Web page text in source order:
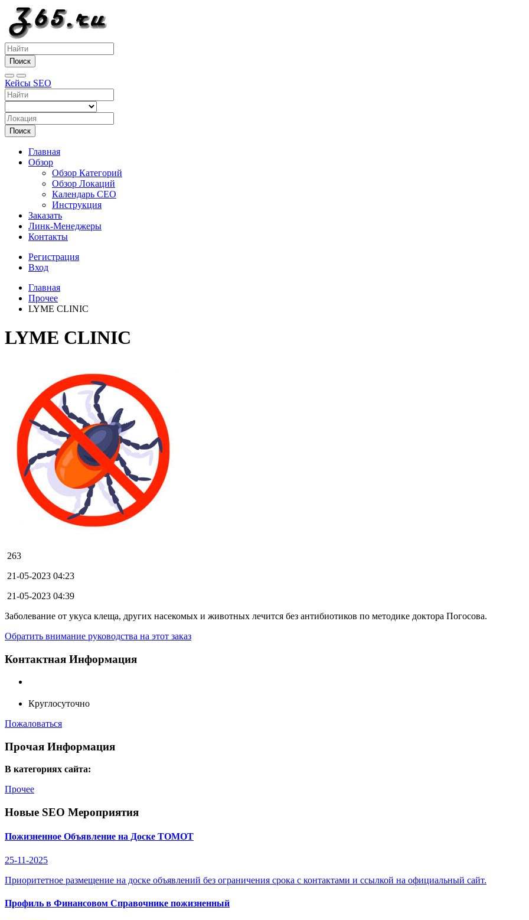
Поиск
Кейсы SEO
Поиск
Главная
Обзор
Обзор Категорий
Обзор Локаций
Календарь СЕО
Инструкция
Заказать
Линк-Менеджеры
Контакты
Регистрация
Вход
Главная
Прочее
LYME CLINIC
LYME CLINIC
263
21-05-2023 04:23
21-05-2023 04:39
Заболевание от укуса клеща, других насекомых и животных лечится без антибиотиков по методике доктора Погосова.
Обратить внимание руководства на этот заказ
Контактная Информация
Круглосуточно
Пожаловаться
Прочая Информация
В категориях сайта:
Прочее
Новые SEO Мероприятия
Пожизненное Объявление на Доске ТОМОТ
25-11-2025
Приоритетное размещение на доске объявлений без ограничения срока с контактами и ссылкой на официальный сайт.
Профиль в Финансовом Справочнике пожизненный